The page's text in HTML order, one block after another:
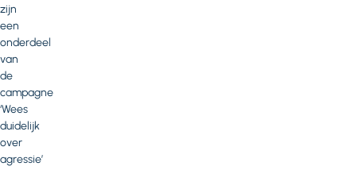
zijn
een
onderdeel
van
de
campagne
‘Wees
duidelijk
over
agressie’